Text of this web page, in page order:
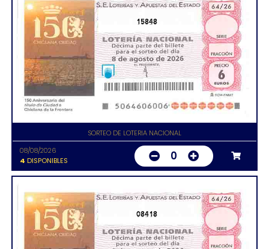
15848
SORTEO DE LOTERIA NACIONAL
08/08/2026
4 DISPONIBLES 0
08418